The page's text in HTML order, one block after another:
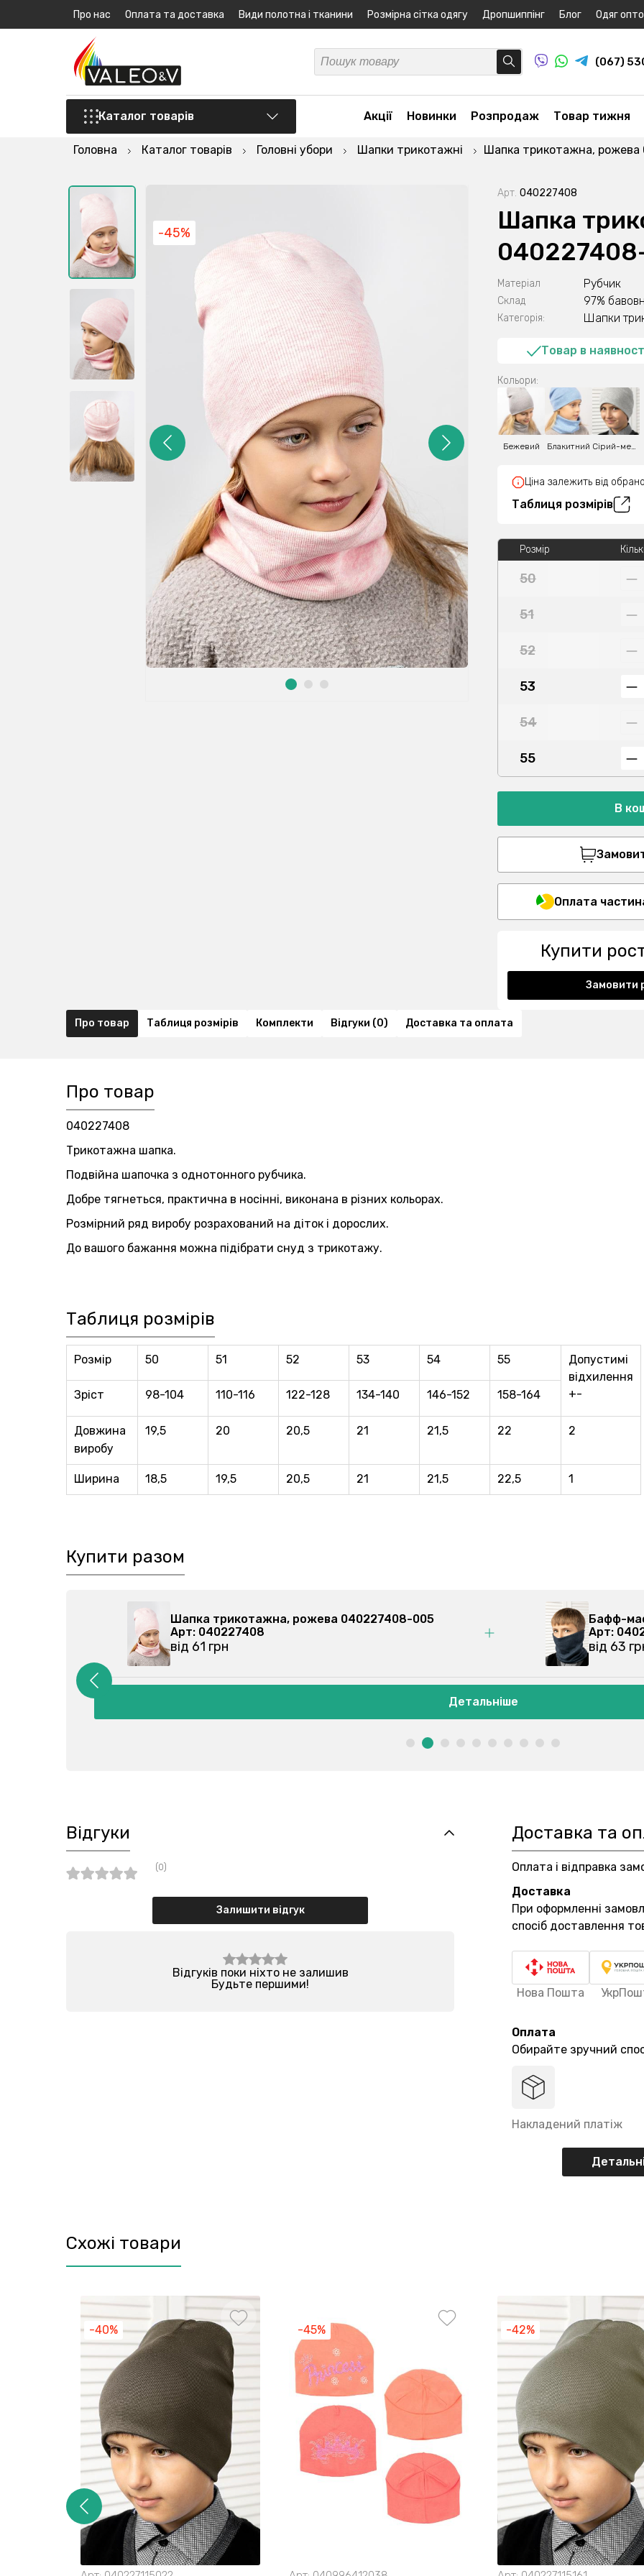
Про нас Оплата та доставка Види полотна і тканини Розмірна сітка одягу Дропшиппінг Блог Одяг
(067)
Каталог товарів Акції Новинки Розпродаж Товар тижня
Головна Каталог товарів Головні убори Шапки трикотажні Шапка трикотажна,
-45%
Арт. 040227408
Шапка
Матеріал Рубчик
Склад 97%
Категорія: Шапки
Товар в
Кольори:
Бежевий Блакитний Сірий-меланж
Ціна залежить від
Таблиця розмірів
Розмір
50
51
52
53
54
55
В
Оплата
Купити
Замовити
Про товар Таблиця розмірів Комплекти Відгуки (0) Доставка та оплата
Про товар
040227408
Трикотажна шапка.
Подвійна шапочка з однотонного рубчика.
Добре тягнеться, практична в носінні, виконана в різних кольорах.
Розмірний ряд виробу розрахований на діток і дорослих.
До вашого бажання можна підібрати снуд з трикотажу.
Таблиця розмірів
Розмір 50 51 52 53 54 55
Допустимі
відхилення
+-
Зріст 98-104 110-116 122-128 134-140 146-152 158-164
Довжина
виробу
19,5 20 20,5 21 21,5 22 2
Ширина 18,5 19,5 20,5 21 21,5 22,5 1
Купити разом
Шапка трикотажна, рожева 040227408-005
Арт: 040227408
від 61 грн
Бафф-
Арт:
від 62
Детальніше
Відгуки
(0)
Залишити відгук
Відгуків поки ніхто не залишив
Будьте першими!
Доставка та
Оплата і відправка
Доставка
При оформленні
спосіб доставлення
Нова Пошта
Оплата
Обирайте зручний
Накладений платіж
Схожі товари
-40% -45% -42%